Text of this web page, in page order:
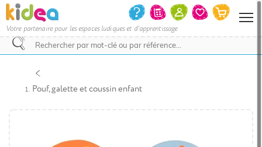
Votre partenaire pour les espaces ludiques et d'apprentissage
invitons
Pouf, galette et coussin enfant